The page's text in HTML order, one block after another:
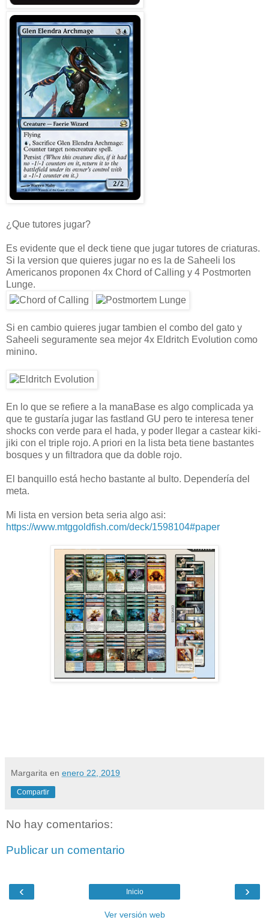
¿Que tutores jugar?
Es evidente que el deck tiene que jugar tutores de criaturas.
Si la version que quieres jugar no es la de Saheeli los
Americanos proponen 4x Chord of Calling y 4 Postmorten
Lunge.
Si en cambio quieres jugar tambien el combo del gato y
Saheeli seguramente sea mejor 4x Eldritch Evolution como
minino.
En lo que se refiere a la manaBase es algo complicada ya
que te gustaría jugar las fastland GU pero te interesa tener
shocks con verde para el hada, y poder llegar a castear kiki-
jiki con el triple rojo. A priori en la lista beta tiene bastantes
bosques y un filtradora que da doble rojo.
El banquillo está hecho bastante al bulto. Dependería del
meta.
Mi lista en version beta seria algo asi:
https://www.mtggoldfish.com/deck/1598104#paper
Margarita en enero 22, 2019
Compartir
No hay comentarios:
Publicar un comentario
‹ ›
Inicio
Ver versión web